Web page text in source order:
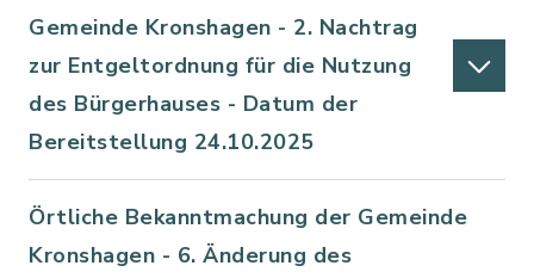
Gemeinde Kronshagen - 2. Nachtrag
zur Entgeltordnung für die Nutzung
des Bürgerhauses - Datum der
Bereitstellung 24.10.2025
Örtliche Bekanntmachung der Gemeinde
Kronshagen - 6. Änderung des